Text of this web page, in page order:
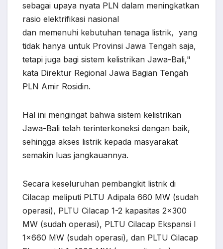
sebagai upaya nyata PLN dalam meningkatkan
rasio elektrifikasi nasional
dan memenuhi kebutuhan tenaga listrik, yang
tidak hanya untuk Provinsi Jawa Tengah saja,
tetapi juga bagi sistem kelistrikan Jawa-Bali,"
kata Direktur Regional Jawa Bagian Tengah
PLN Amir Rosidin.
Hal ini mengingat bahwa sistem kelistrikan
Jawa-Bali telah terinterkoneksi dengan baik,
sehingga akses listrik kepada masyarakat
semakin luas jangkauannya.
Secara keseluruhan pembangkit listrik di
Cilacap meliputi PLTU Adipala 660 MW (sudah
operasi), PLTU Cilacap 1-2 kapasitas 2×300
MW (sudah operasi), PLTU Cilacap Ekspansi I
1×660 MW (sudah operasi), dan PLTU Cilacap